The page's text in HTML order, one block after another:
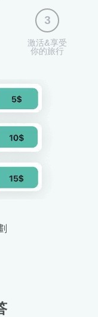
3
激活&享受
你的旅行